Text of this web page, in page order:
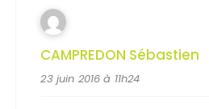
CAMPREDON Sébastien
23 juin 2016 à 11h24